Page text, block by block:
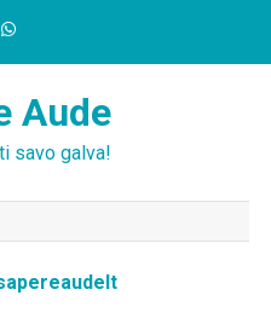
Aude
savo galva!